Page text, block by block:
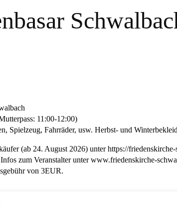
11:00-12:00)
Spielzeug, Fahrräder, usw. Herbst- und
(ab 24. August 2026) unter https://
zum Veranstalter unter www.friedenskirche-
von 3EUR.